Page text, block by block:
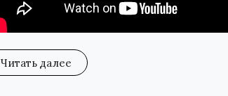
Читать далее